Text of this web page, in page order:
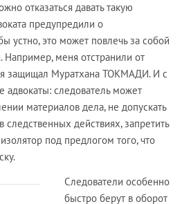
отказаться давать такую
предупредили о
устно, это может повлечь за собой
Например, меня отстранили от
я защищал Муратхана ТОКМАДИ. И с
адвокаты: следователь может
материалов дела, не допускать
следственных действиях, запретить
под предлогом того, что
Следователи особенно
быстро берут в оборот